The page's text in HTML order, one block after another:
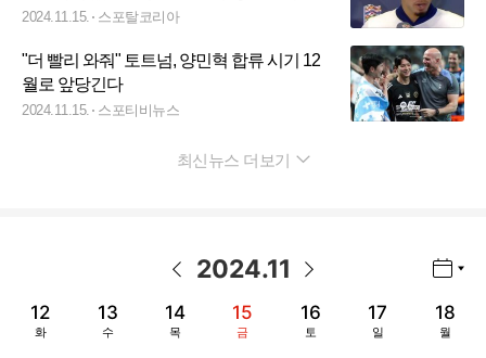
었다 경기에 뛴 선수들이 자랑스러워"
2024.11.15. 스포탈코리아
"더 빨리 와줘" 토트넘, 양민혁 합류 시기 12
월로 앞당긴다
2024.11.15. 스포티비뉴스
최신뉴스 더보기
2024.11
12
화
13
수
14
목
15
금
16
토
17
일
18
월